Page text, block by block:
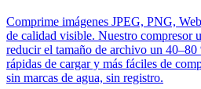
Comprime imágenes JPEG, PNG,
de calidad visible. Nuestro compresor
reducir el tamaño de archivo un 40–80
rápidas de cargar y más fáciles de
sin marcas de agua, sin registro.